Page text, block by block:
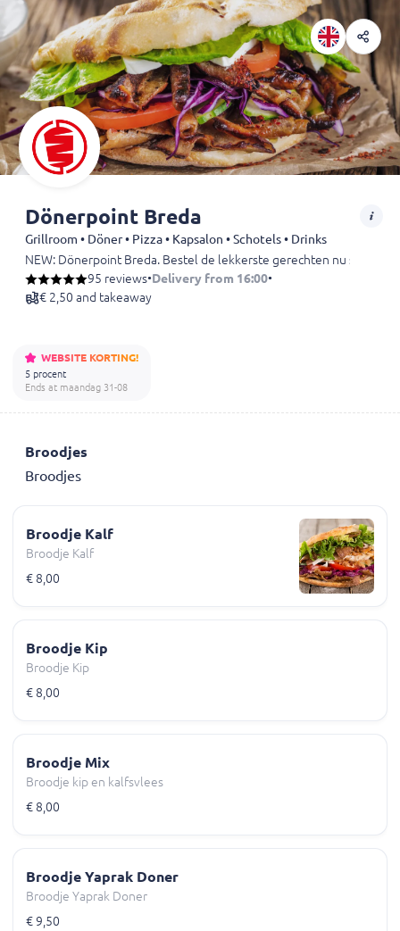
Dönerpoint Breda
Grillroom • Döner • Pizza • Kapsalon • Schotels • Drinks
NEW: Dönerpoint Breda. Bestel de lekkerste gerechten nu snel en
95 reviews•Delivery from 16:00•
€ 2,50 and takeaway
WEBSITE KORTING!
5 procent
Ends at maandag 31-08
Broodjes
Broodjes
Broodje Kalf
Broodje Kalf
€ 8,00
Broodje Kip
Broodje Kip
€ 8,00
Broodje Mix
Broodje kip en kalfsvlees
€ 8,00
Broodje Yaprak Doner
Broodje Yaprak Doner
€ 9,50